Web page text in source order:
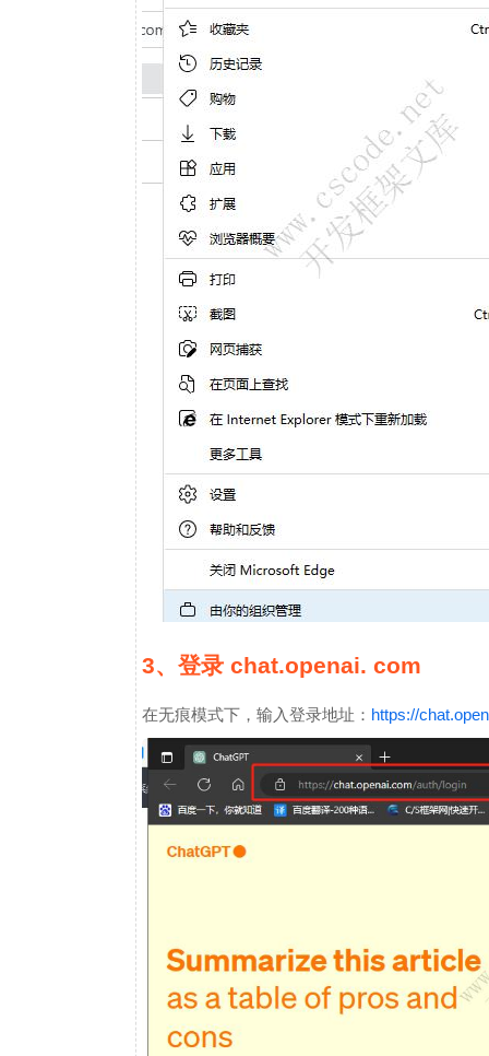
3、登录 chat.openai. com
在无痕模式下，输入登录地址： https://